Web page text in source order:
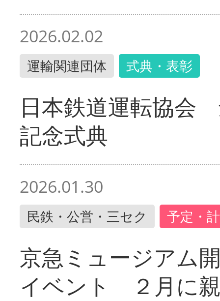
2026.02.02
運輸関連団体 式典・表彰
日本鉄道運転協会
記念式典
2026.01.30
民鉄・公営・三セク 予定・
京急ミュージアム
イベント ２月に